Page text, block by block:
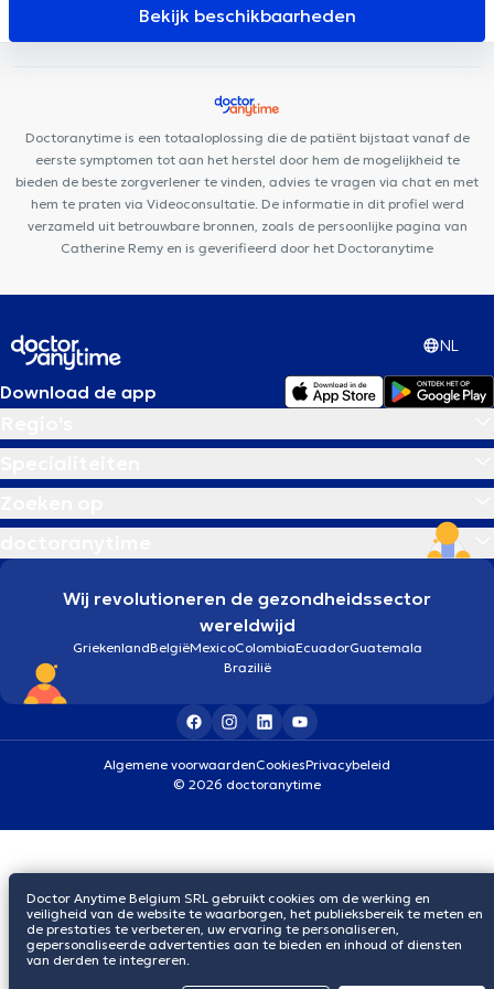
Cabinet Montgomery
Aesthetics Clinic
Guiti Medical Center
Clinique Grand Roi
Cabinet Mesens
Dentius Etterbeek
Whitlock Medical Center
Bekijk beschikbaarheden
Doctoranytime is een totaaloplossing die de patiënt bijstaat vanaf de
eerste symptomen tot aan het herstel door hem de mogelijkheid te
bieden de beste zorgverlener te vinden, advies te vragen via chat en met
hem te praten via Videoconsultatie. De informatie in dit profiel werd
verzameld uit betrouwbare bronnen, zoals de persoonlijke pagina van
Catherine Remy en is geverifieerd door het Doctoranytime
NL
Download de app
Wij revolutioneren de gezondheidssector
wereldwijd
GriekenlandBelgiëMexicoColombiaEcuadorGuatemala
Brazilië
Algemene voorwaardenCookiesPrivacybeleid
© 2026 doctoranytime
Doctor Anytime Belgium SRL gebruikt cookies om de werking en
veiligheid van de website te waarborgen, het publieksbereik te meten en
de prestaties te verbeteren, uw ervaring te personaliseren,
gepersonaliseerde advertenties aan te bieden en inhoud of diensten
van derden te integreren.